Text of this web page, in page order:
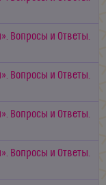
Вопросы и Ответы.
Вопросы и Ответы.
Вопросы и Ответы.
Вопросы и Ответы.